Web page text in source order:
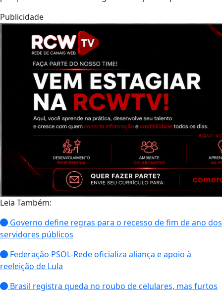
Publicidade
Leia Também:
Governo define regras para o recesso de fim de ano dos
servidores públicos
Federação PSOL-Rede oficializa aliança e apoio à
reeleição de Lula
Brasil registra queda no roubo de celulares, mas furtos